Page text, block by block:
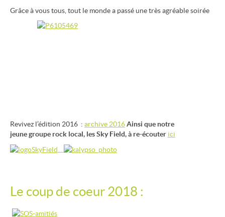
Grâce à vous tous, tout le monde a passé une très agréable soirée
Revivez l’édition 2016 : archive 2016Ainsi que notre
jeune groupe rock local, les Sky Field, à re-écouter ici
Le coup de coeur 2018 :